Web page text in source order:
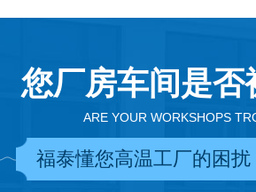
您厂房车间是
ARE YOUR WORKSHOPS
福泰懂您高温工厂的困